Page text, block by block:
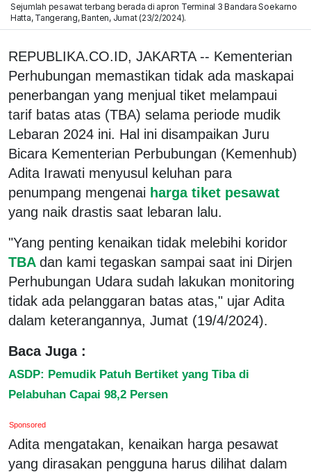
Sejumlah pesawat terbang berada di apron Terminal 3 Bandara Soekarno
Hatta, Tangerang, Banten, Jumat (23/2/2024).
REPUBLIKA.CO.ID, JAKARTA -- Kementerian
Perhubungan memastikan tidak ada maskapai
penerbangan yang menjual tiket melampaui
tarif batas atas (TBA) selama periode mudik
Lebaran 2024 ini. Hal ini disampaikan Juru
Bicara Kementerian Perbubungan (Kemenhub)
Adita Irawati menyusul keluhan para
penumpang mengenai harga tiket pesawat
yang naik drastis saat lebaran lalu.
"Yang penting kenaikan tidak melebihi koridor
TBA dan kami tegaskan sampai saat ini Dirjen
Perhubungan Udara sudah lakukan monitoring
tidak ada pelanggaran batas atas," ujar Adita
dalam keterangannya, Jumat (19/4/2024).
Baca Juga :
ASDP: Pemudik Patuh Bertiket yang Tiba di
Pelabuhan Capai 98,2 Persen
Sponsored
Adita mengatakan, kenaikan harga pesawat
yang dirasakan pengguna harus dilihat dalam